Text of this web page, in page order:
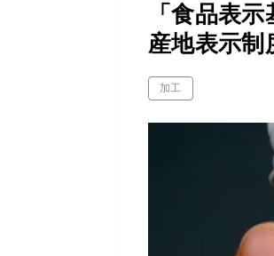
「食品表
産地表示制
加工